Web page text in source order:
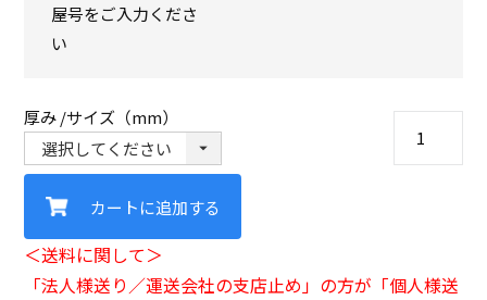
屋号をご入力くださ
い
厚み サイズ（mm）
カートに追加する
＜送料に関して＞
「法人様送り／運送会社の支店止め」の方が「個人様送